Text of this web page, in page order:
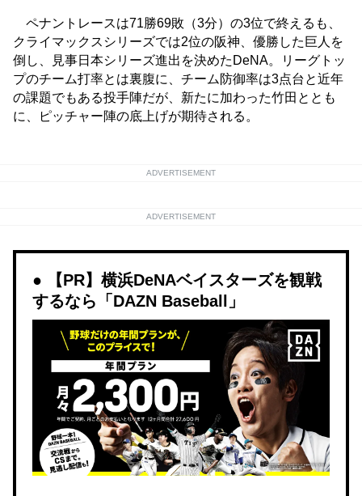
ペナントレースは71勝69敗（3分）の3位で終えるも、
クライマックスシリーズでは2位の阪神、優勝した巨人を
倒し、見事日本シリーズ進出を決めたDeNA。リーグトッ
プのチーム打率とは裏腹に、チーム防御率は3点台と近年
の課題でもある投手陣だが、新たに加わった竹田ととも
に、ピッチャー陣の底上げが期待される。
ADVERTISEMENT
ADVERTISEMENT
【PR】横浜DeNAベイスターズを観戦
するなら「DAZN Baseball」